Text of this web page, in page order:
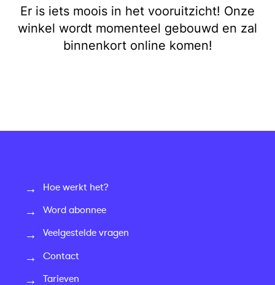
Er is iets moois in het vooruitzicht! Onze
winkel wordt momenteel gebouwd en zal
binnenkort online komen!
Hoe werkt het?
Word abonnee
Veelgestelde vragen
Contact
Tarieven